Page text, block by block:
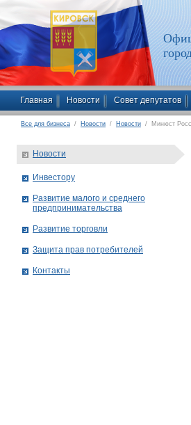
Главная Новости Совет депутатов
Все для бизнеса / Новости / Новости / Минюст
Новости
Инвестору
Развитие малого и среднего
предпринимательства
Развитие торговли
Защита прав потребителей
Контакты